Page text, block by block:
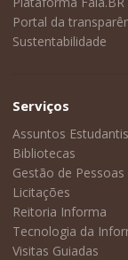
Portal da
Sustentabilidade
Serviços
Assuntos Estudantis
Bibliotecas
Gestão de Pessoas
Licitações
Reitoria Informa
Tecnologia da
Visitas Guiadas